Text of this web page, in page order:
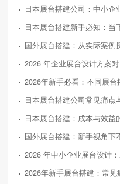
日本展台搭建公司：中小
日本展台搭建新手必知：当
国外展台搭建：从实际案例
2026 年企业展台设计方案
2026年新手必看：不同展
日本展台搭建公司常见痛点
日本展台搭建：成本与效
国外展台搭建：新手视角下
2026 年中小企业展台设计
2026年新手展台搭建：常